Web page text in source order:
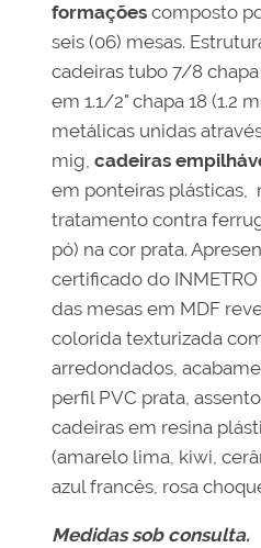
formações composto
seis (06) mesas.
cadeiras tubo 7/8 chapa
em 1.1/2" chapa 18 (1.2
metálicas unidas
mig,cadeiras
em ponteiras plásticas,
tratamento contra
pó) na cor prata.
certificado do
das mesas em MDF
colorida texturizada
arredondados,
perfil PVC prata,
cadeiras em resina
(amarelo lima, kiwi,
azul francês, rosa
Medidas sob consulta.